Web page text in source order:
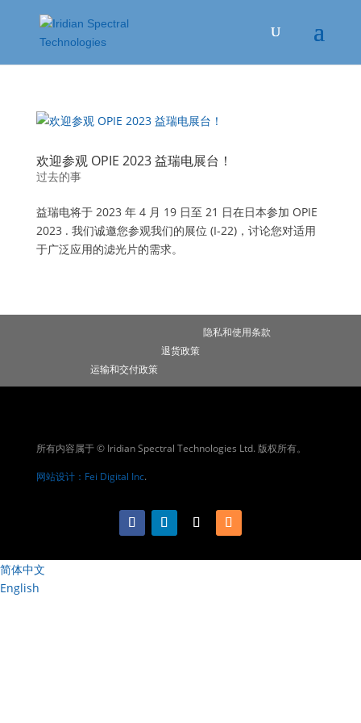
欢迎参观 OPIE 2023 益瑞电展台！
过去的事
益瑞电将于 2023 年 4 月 19 日至 21 日在日本参加 OPIE
2023 . 我们诚邀您参观我们的展位 (I-22)，讨论您对适用
于广泛应用的滤光片的需求。
隐私和使用条款
退货政策
运输和交付政策
所有内容属于 © Iridian Spectral Technologies Ltd. 版权所有。
网站设计：Fei Digital Inc.
简体中文
English